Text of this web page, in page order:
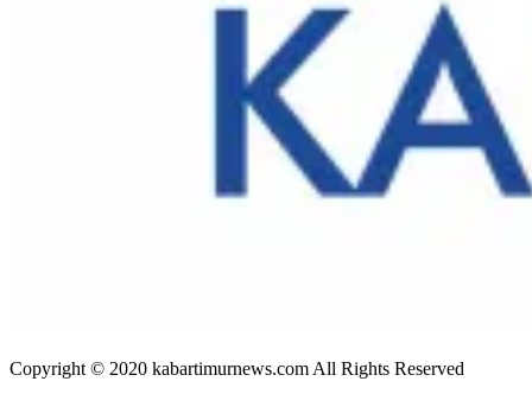
Copyright © 2020 kabartimurnews.com All Rights Reserved